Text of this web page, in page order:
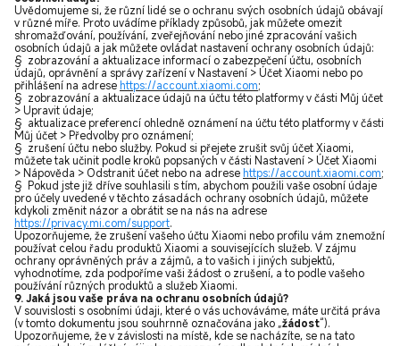
Uvědomujeme si, že různí lidé se o ochranu svých osobních údajů obávají
v různé míře. Proto uvádíme příklady způsobů, jak můžete omezit
shromažďování, používání, zveřejňování nebo jiné zpracování vašich
osobních údajů a jak můžete ovládat nastavení ochrany osobních údajů:
§ zobrazování a aktualizace informací o zabezpečení účtu, osobních
údajů, oprávnění a správy zařízení v Nastavení > Účet Xiaomi nebo po
přihlášení na adrese https://account.xiaomi.com;
§ zobrazování a aktualizace údajů na účtu této platformy v části Můj účet
> Upravit údaje;
§ aktualizace preferencí ohledně oznámení na účtu této platformy v části
Můj účet > Předvolby pro oznámení;
§ zrušení účtu nebo služby. Pokud si přejete zrušit svůj účet Xiaomi,
můžete tak učinit podle kroků popsaných v části Nastavení > Účet Xiaomi
> Nápověda > Odstranit účet nebo na adrese https://account.xiaomi.com;
§ Pokud jste již dříve souhlasili s tím, abychom použili vaše osobní údaje
pro účely uvedené v těchto zásadách ochrany osobních údajů, můžete
kdykoli změnit názor a obrátit se na nás na adrese
https://privacy.mi.com/support.
Upozorňujeme, že zrušení vašeho účtu Xiaomi nebo profilu vám znemožní
používat celou řadu produktů Xiaomi a souvisejících služeb. V zájmu
ochrany oprávněných práv a zájmů, a to vašich i jiných subjektů,
vyhodnotíme, zda podpoříme vaši žádost o zrušení, a to podle vašeho
používání různých produktů a služeb Xiaomi.
9. Jaká jsou vaše práva na ochranu osobních údajů?
V souvislosti s osobními údaji, které o vás uchováváme, máte určitá práva
(v tomto dokumentu jsou souhrnně označována jako „žádost“).
Upozorňujeme, že v závislosti na místě, kde se nacházíte, se na tato